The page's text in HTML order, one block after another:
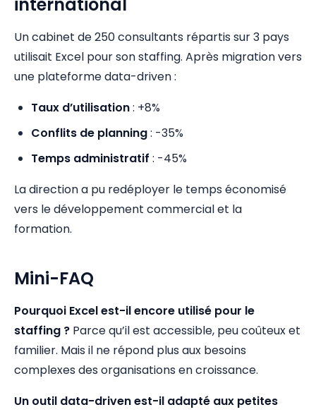
Un cabinet de 250 consultants répartis sur 3 pays
utilisait Excel pour son staffing. Après migration vers
une plateforme data-driven :
Taux d’utilisation: +8%
Conflits de planning: -35%
Temps administratif : -45%
La direction a pu redéployer le temps économisé
vers le développement commercial et la
formation.
Mini-FAQ
Pourquoi Excel est-il encore utilisé pour le
staffing ? Parce qu’il est accessible, peu coûteux et
familier. Mais il ne répond plus aux besoins
complexes des organisations en croissance.
Un outil data-driven est-il adapté aux petites